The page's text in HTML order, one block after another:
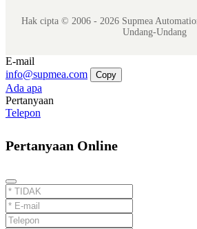
Hak cipta © 2006 - 2026 Supmea
Undang-Undang
E-mail
info@supmea.com
Copy
Ada apa
Pertanyaan
Telepon
Pertanyaan Online